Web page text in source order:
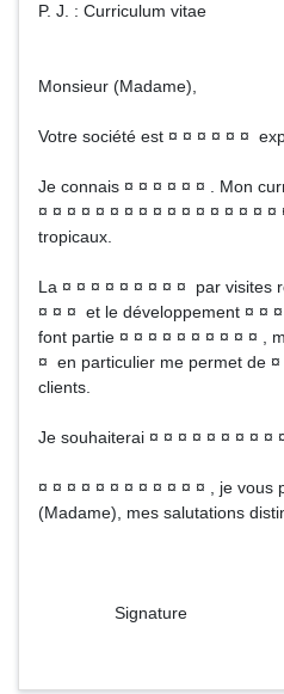
P. J. : Curriculum vitae
Monsieur (Madame),
Votre société est ¤ ¤ ¤ ¤ ¤ ¤
Je connais ¤ ¤ ¤ ¤ ¤ ¤ . Mon
¤ ¤ ¤ ¤ ¤ ¤ ¤ ¤ ¤ ¤ ¤ ¤ ¤ ¤ ¤ ¤
tropicaux.
La ¤ ¤ ¤ ¤ ¤ ¤ ¤ ¤ ¤ par visites
¤ ¤ ¤ et le développement ¤ ¤
font partie ¤ ¤ ¤ ¤ ¤ ¤ ¤ ¤ ¤ ¤ ,
¤ en particulier me permet de
clients.
Je souhaiterai ¤ ¤ ¤ ¤ ¤ ¤ ¤ ¤ ¤
¤ ¤ ¤ ¤ ¤ ¤ ¤ ¤ ¤ ¤ ¤ ¤ , je vous
(Madame), mes salutations
Signature